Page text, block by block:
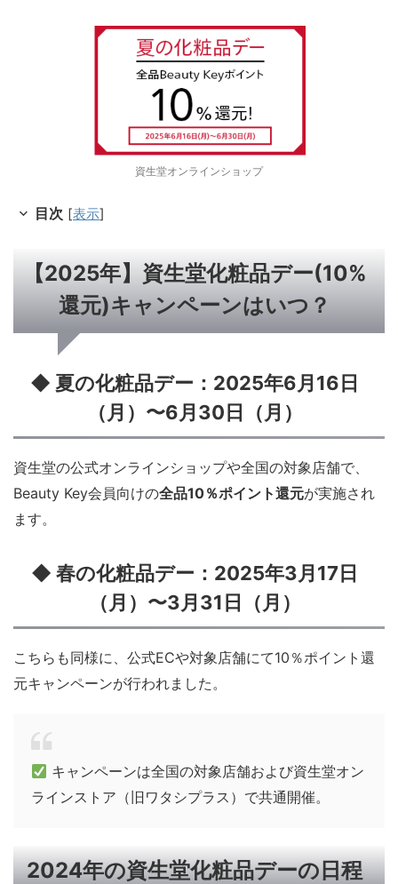
資生堂オンラインショップ
目次 [表示]
【2025年】資生堂化粧品デー(10%
還元)キャンペーンはいつ？
◆ 夏の化粧品デー：2025年6月16日
（月）〜6月30日（月）
資生堂の公式オンラインショップや全国の対象店舗で、
Beauty Key会員向けの全品10％ポイント還元が実施され
ます。
◆ 春の化粧品デー：2025年3月17日
（月）〜3月31日（月）
こちらも同様に、公式ECや対象店舗にて10％ポイント還
元キャンペーンが行われました。
キャンペーンは全国の対象店舗および資生堂オン
ラインストア（旧ワタシプラス）で共通開催。
2024年の資生堂化粧品デーの日程